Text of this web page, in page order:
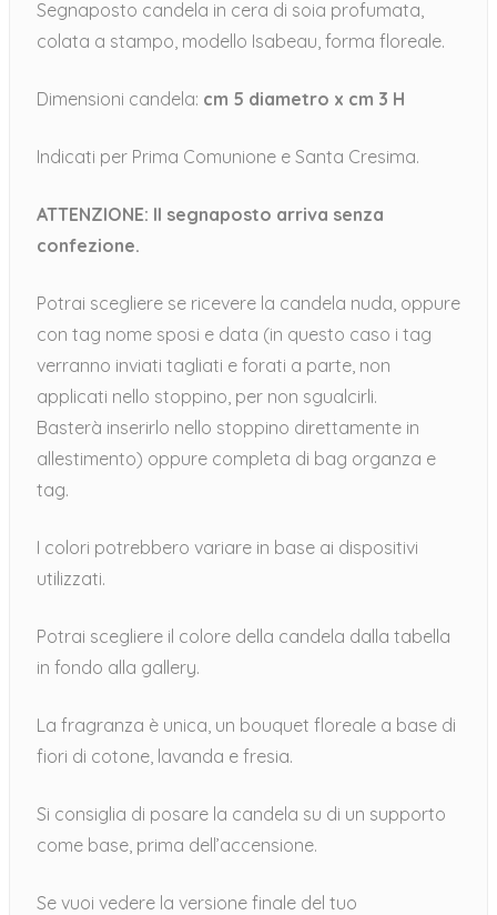
Segnaposto candela in cera di soia profumata,
colata a stampo, modello Isabeau, forma floreale.
Dimensioni candela: cm 5 diametro x cm 3 H
Indicati per Prima Comunione e Santa Cresima.
ATTENZIONE: Il segnaposto arriva senza
confezione.
Potrai scegliere se ricevere la candela nuda, oppure
con tag nome sposi e data (in questo caso i tag
verranno inviati tagliati e forati a parte, non
applicati nello stoppino, per non sgualcirli.
Basterà inserirlo nello stoppino direttamente in
allestimento) oppure completa di bag organza e
tag.
I colori potrebbero variare in base ai dispositivi
utilizzati.
Potrai scegliere il colore della candela dalla tabella
in fondo alla gallery.
La fragranza è unica, un bouquet floreale a base di
fiori di cotone, lavanda e fresia.
Si consiglia di posare la candela su di un supporto
come base, prima dell’accensione.
Se vuoi vedere la versione finale del tuo